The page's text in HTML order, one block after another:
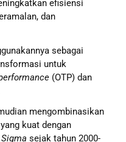
efisiensi
dan
sebagai
untuk
(OTP) dan
mengombinasikan
kuat dengan
sejak tahun 2000-